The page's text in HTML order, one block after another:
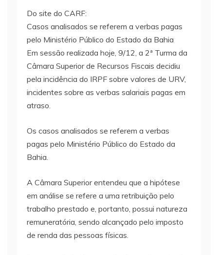
Do site do CARF:
Casos analisados se referem a verbas pagas
pelo Ministério Público do Estado da Bahia
Em sessão realizada hoje, 9/12, a 2ª Turma da
Câmara Superior de Recursos Fiscais decidiu
pela incidência do IRPF sobre valores de URV,
incidentes sobre as verbas salariais pagas em
atraso.
Os casos analisados se referem a verbas
pagas pelo Ministério Público do Estado da
Bahia.
A Câmara Superior entendeu que a hipótese
em análise se refere a uma retribuição pelo
trabalho prestado e, portanto, possui natureza
remuneratória, sendo alcançado pelo imposto
de renda das pessoas físicas.